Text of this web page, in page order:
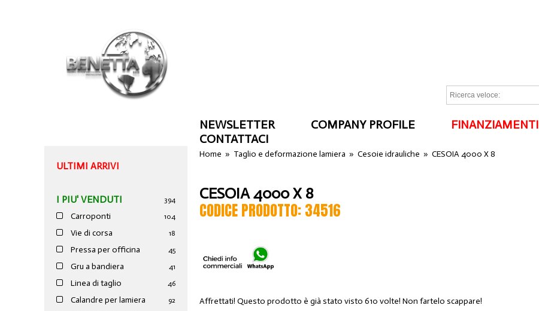
NEWSLETTER COMPANY PROFILE FINANZIAMENTI
CONTATTACI
ULTIMI ARRIVI
I PIU' VENDUTI 394
Carroponti 104
Vie di corsa 18
Pressa per officina 45
Gru a bandiera 41
Linea di taglio 46
Calandre per lamiera 92
Home » Taglio e deformazione lamiera »Cesoie idrauliche »CESOIA 4000 X 8
CESOIA 4000 X 8
CODICE PRODOTTO: 34516
Affrettati! Questo prodotto è già stato visto 610 volte! Non fartelo scappare!